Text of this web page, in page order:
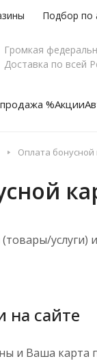
Подбор по
Громкая
Доставка по всей
%Акции
Оплата бонусной
на сайте
и Ваша карта